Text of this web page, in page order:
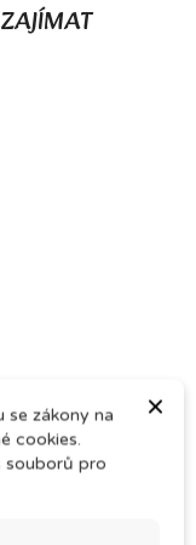
×
se zákony na
cookies.
souborů pro